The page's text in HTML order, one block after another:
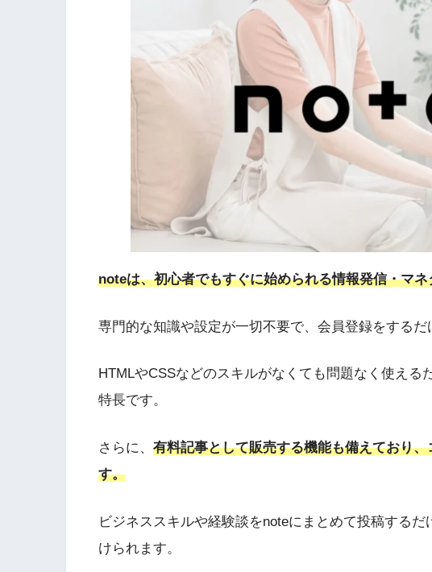
noteは、初心者でもすぐに始められる情報発信・マ
専門的な知識や設定が一切不要で、会員登録をするだ
HTMLやCSSなどのスキルがなくても問題なく使え
特長です。
さらに、 有料記事として販売する機能も備えており
す。
ビジネススキルや経験談をnoteにまとめて投稿する
けられます。